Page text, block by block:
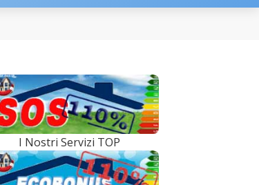
I Nostri Servizi TOP